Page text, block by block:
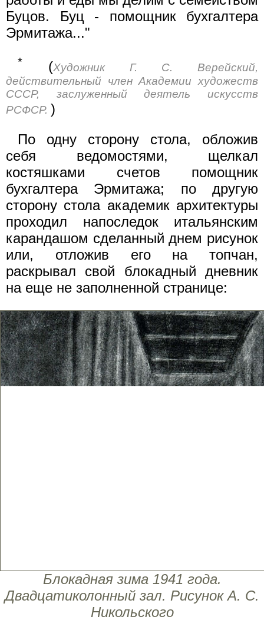
Буцов. Буц - помощник бухгалтера
Эрмитажа..."
* (Художник Г. С. Верейский,
действительный член Академии художеств
СССР, заслуженный деятель искусств
РСФСР. )
По одну сторону стола, обложив
себя ведомостями, щелкал
костяшками счетов помощник
бухгалтера Эрмитажа; по другую
сторону стола академик архитектуры
проходил напоследок итальянским
карандашом сделанный днем рисунок
или, отложив его на топчан,
раскрывал свой блокадный дневник
на еще не заполненной странице:
Блокадная зима 1941 года.
Двадцатиколонный зал. Рисунок А. С.
Никольского